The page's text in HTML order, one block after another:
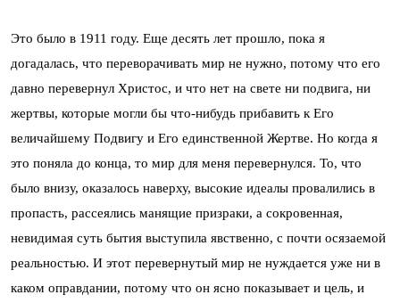
Это было в 1911 году. Еще десять лет прошло, пока я
догадалась, что переворачивать мир не нужно, потому что его
давно перевернул Христос, и что нет на свете ни подвига, ни
жертвы, которые могли бы что-нибудь прибавить к Его
величайшему Подвигу и Его единственной Жертве. Но когда я
это поняла до конца, то мир для меня перевернулся. То, что
было внизу, оказалось наверху, высокие идеалы провалились в
пропасть, рассеялись манящие призраки, а сокровенная,
невидимая суть бытия выступила явственно, с почти осязаемой
реальностью. И этот перевернутый мир не нуждается уже ни в
каком оправдании, потому что он ясно показывает и цель, и